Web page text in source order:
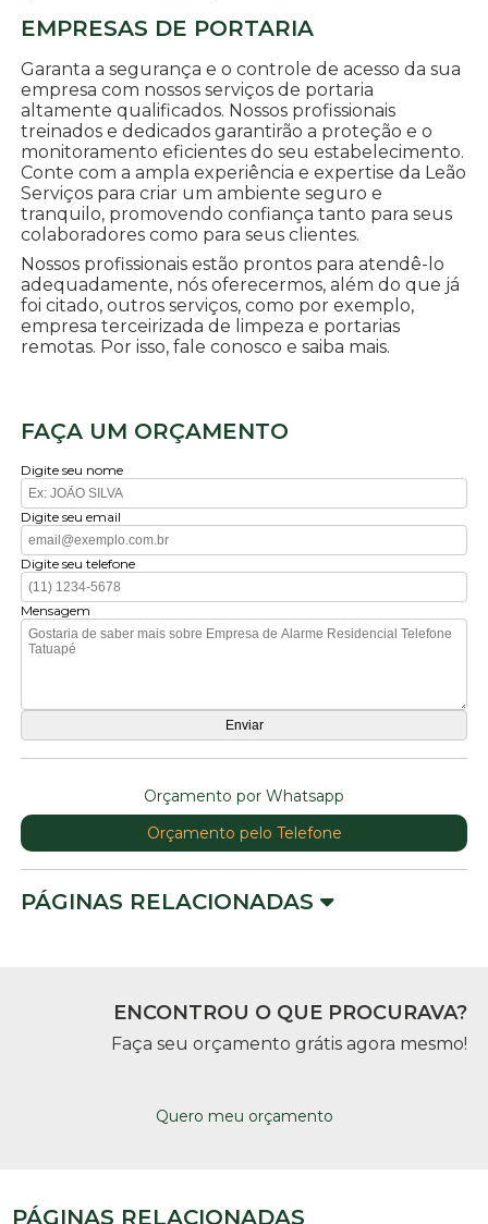
EMPRESAS DE PORTARIA
Garanta a segurança e o controle de acesso da sua
empresa com nossos serviços de portaria
altamente qualificados. Nossos profissionais
treinados e dedicados garantirão a proteção e o
monitoramento eficientes do seu estabelecimento.
Conte com a ampla experiência e expertise da Leão
Serviços para criar um ambiente seguro e
tranquilo, promovendo confiança tanto para seus
colaboradores como para seus clientes.
Nossos profissionais estão prontos para atendê-lo
adequadamente, nós oferecermos, além do que já
foi citado, outros serviços, como por exemplo,
empresa terceirizada de limpeza e portarias
remotas. Por isso, fale conosco e saiba mais.
FAÇA UM ORÇAMENTO
Digite seu nome
Digite seu email
Digite seu telefone
Mensagem
Orçamento por Whatsapp
Orçamento pelo Telefone
PÁGINAS RELACIONADAS
ENCONTROU O QUE PROCURAVA?
Faça seu orçamento grátis agora mesmo!
Quero meu orçamento
PÁGINAS RELACIONADAS